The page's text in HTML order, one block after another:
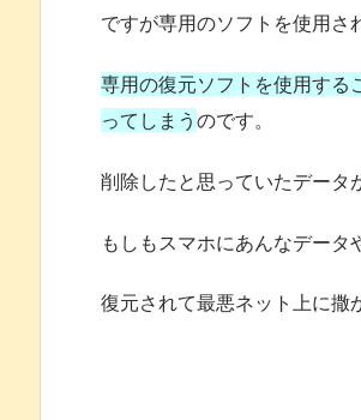
ですが専用のソフトを使用さ
専用の復元ソフトを使用する
ってしまう のです。
削除したと思っていたデータ
もしもスマホにあんなデータ
復元されて最悪ネット上に撒